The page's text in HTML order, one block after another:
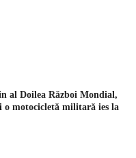
al Doilea Război Mondial,
o motocicletă militară ies la